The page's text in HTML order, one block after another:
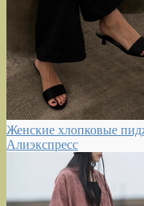
Женские хлопковые
Алиэкспресс